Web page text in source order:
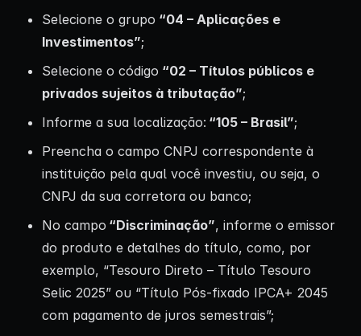
Selecione o grupo “04 – Aplicações e
Investimentos”;
Selecione o código “02 – Títulos públicos e
privados sujeitos à tributação”;
Informe a sua localização: “105 – Brasil”;
Preencha o campo CNPJ correspondente à
instituição pela qual você investiu, ou seja, o
CNPJ da sua corretora ou banco;
No campo “Discriminação”, informe o emissor
do produto e detalhes do título, como, por
exemplo, “Tesouro Direto – Título Tesouro
Selic 2025” ou “Título Pós-fixado IPCA+ 2045
com pagamento de juros semestrais”;